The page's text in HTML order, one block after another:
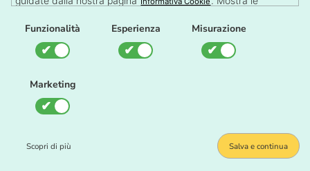
fondo alla pagina.
Funzionalità Esperienza Misurazione
Marketing
Scopri di più Salva e continua
Il TerapeutiCenter è una struttura sanitaria autorizzata dalla
Glarish Agenzia